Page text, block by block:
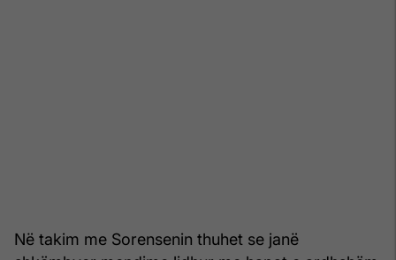
Në takim me Sorensenin thuhet se janë